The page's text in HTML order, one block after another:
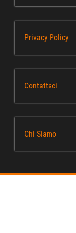
Privacy Policy
Contattaci
Chi Siamo